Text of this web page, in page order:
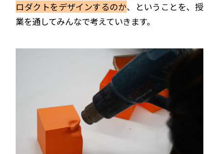
ロダクトをデザインするのか、ということを、授
業を通してみんなで考えていきます。